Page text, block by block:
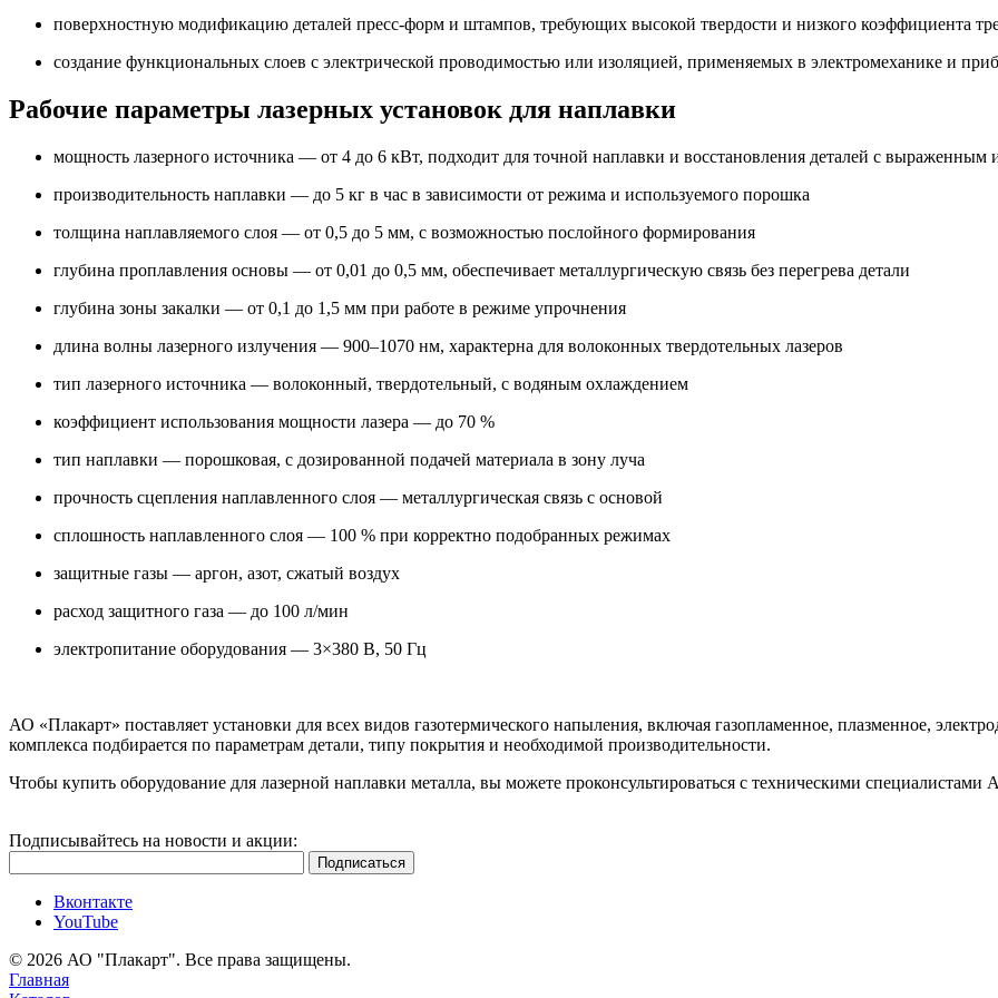
поверхностную модификацию деталей пресс-форм и штампов, требующих высокой твердости и низкого коэффициента
создание функциональных слоев с электрической проводимостью или изоляцией, применяемых в электромеханике и
Рабочие параметры лазерных установок для наплавки
мощность лазерного источника — от 4 до 6 кВт, подходит для точной наплавки и восстановления деталей с выраженным
производительность наплавки — до 5 кг в час в зависимости от режима и используемого порошка
толщина наплавляемого слоя — от 0,5 до 5 мм, с возможностью послойного формирования
глубина проплавления основы — от 0,01 до 0,5 мм, обеспечивает металлургическую связь без перегрева детали
глубина зоны закалки — от 0,1 до 1,5 мм при работе в режиме упрочнения
длина волны лазерного излучения — 900–1070 нм, характерна для волоконных твердотельных лазеров
тип лазерного источника — волоконный, твердотельный, с водяным охлаждением
коэффициент использования мощности лазера — до 70 %
тип наплавки — порошковая, с дозированной подачей материала в зону луча
прочность сцепления наплавленного слоя — металлургическая связь с основой
сплошность наплавленного слоя — 100 % при корректно подобранных режимах
защитные газы — аргон, азот, сжатый воздух
расход защитного газа — до 100 л/мин
электропитание оборудования — 3×380 В, 50 Гц
АО «Плакарт» поставляет установки для всех видов газотермического напыления, включая газопламенное, плазменное,
комплекса подбирается по параметрам детали, типу покрытия и необходимой производительности.
Чтобы купить оборудование для лазерной наплавки металла, вы можете проконсультироваться с техническими специалистами
Подписывайтесь на новости и акции:
Вконтакте
YouTube
© 2026 АО "Плакарт". Все права защищены.
Главная